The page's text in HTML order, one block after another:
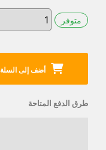
متوفر
أضف إلى السلة
طرق الدفع المتاحة